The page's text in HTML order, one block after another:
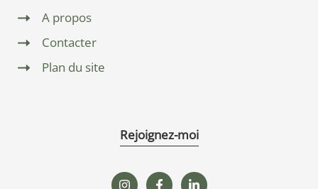
A propos
Contacter
Plan du site
Rejoignez-moi